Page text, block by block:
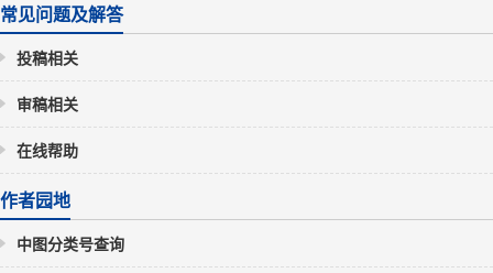
常见问题及解答
投稿相关
审稿相关
在线帮助
作者园地
中图分类号查询